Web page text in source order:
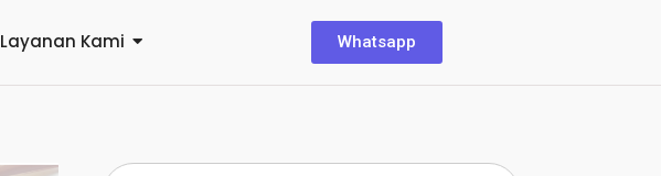
Layanan Kami Whatsapp